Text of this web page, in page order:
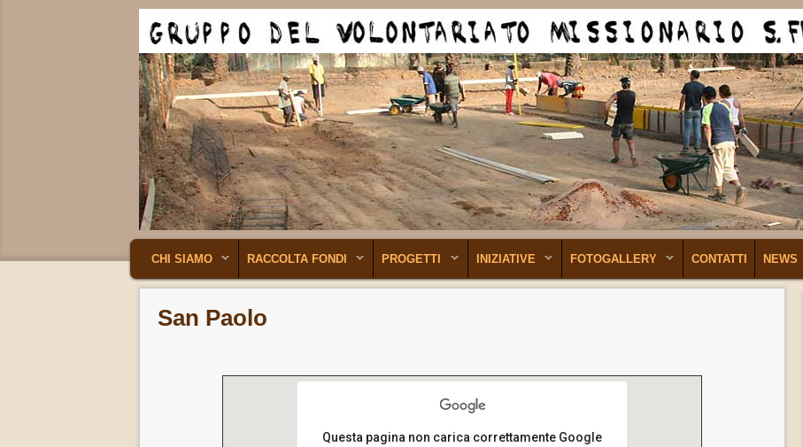
VAI AL CONTENUTO PRINCIPALE
VAI AL CONTENUTO SECONDARIO
CHI SIAMO RACCOLTA FONDI PROGETTI INIZIATIVE FOTOGALLERY CONTATTI NEWS
San Paolo
Questa pagina non carica correttamente Google